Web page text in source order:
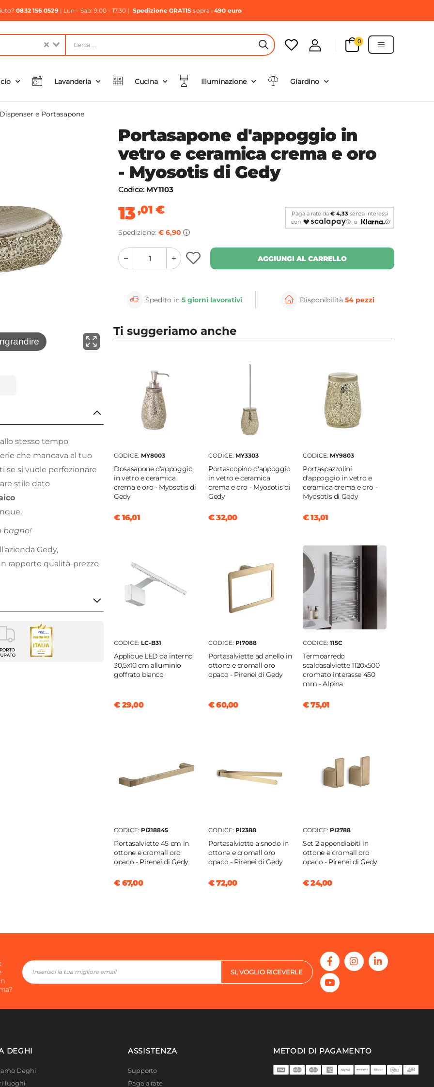
0832 156 0529| Lun - Sab: 9.00 - 17.30 | Spedizione GRATIS sopra i490 euro
HEADER SEARCH BUTTON
0
Lavanderia Cucina Illuminazione Giardino
Dispenser e Portasapone
⚲ Clicca per ingrandire
stesso tempo
che mancava al tuo
se si vuole perfezionare
stile dato
bagno!
Gedy,
rapporto qualità-prezzo
Portasapone d'appoggio in
vetro e ceramica crema e oro
- Myosotis di Gedy
Codice: MY1103
13,01 €
Spedizione: € 6,90
Paga a rate da € 4,33 senza interessi
con
o
quantity
button
quantity
minus
button
AGGIUNGI AL CARRELLO
Spedito in5 giorni lavorativi Disponibilità 54 pezzi
Ti suggeriamo anche
CODICE: MY8003
Dosasapone d'appoggio
in vetro e ceramica
crema e oro - Myosotis di
Gedy
€ 16,01
CODICE: MY3303
Portascopino d'appoggio
in vetro e ceramica
crema e oro - Myosotis di
Gedy
€ 32,00
CODICE: MY9803
Portaspazzolini
d'appoggio in vetro e
ceramica crema e oro -
Myosotis di Gedy
€ 13,01
CODICE: LC-B31
Applique LED da interno
30,5x10 cm alluminio
goffrato bianco
€ 29,00
CODICE: PI7088
Portasalviette ad anello in
ottone e cromall oro
opaco - Pirenei di Gedy
€ 60,00
CODICE: 115C
Termoarredo
scaldasalviette 1120x500
cromato interasse 450
mm - Alpina
€ 75,01
CODICE: PI218845
Portasalviette 45 cm in
ottone e cromall oro
opaco - Pirenei di Gedy
€ 67,00
CODICE: PI2388
Portasalviette a snodo in
ottone e cromall oro
opaco - Pirenei di Gedy
€ 72,00
CODICE: PI2788
Set 2 appendiabiti in
ottone e cromall oro
opaco - Pirenei di Gedy
€ 24,00
SI, VOGLIO RICEVERLE
DEGHI
Deghi
luoghi
ASSISTENZA
Supporto
Paga a rate
METODI DI PAGAMENTO